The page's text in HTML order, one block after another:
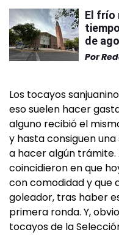
El frío
de
Por
Los tocayos
eso suelen hacer
alguno recibió el
y hasta consiguen
a hacer algún trámite.
coincidieron en que
con comodidad y que
goleador, tras haber
primera ronda. Y,
tocayos de la